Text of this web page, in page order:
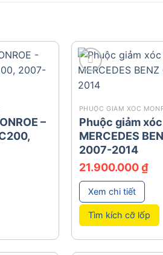
–
add
PHUỘC GIẢM XÓC
Phuộc giảm xóc
MERCEDES
2007-2014
21.900.000₫
Xem chi tiết
Tìm kích cỡ lốp